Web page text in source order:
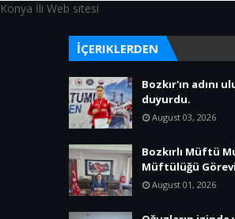
Konya İli Web sitesi
İÇERIKLERDEN
Bozkır'ın adını
duyurdu.
August 03, 2026
Bozkırlı Müftü
Müftülüğü
August 01, 2026